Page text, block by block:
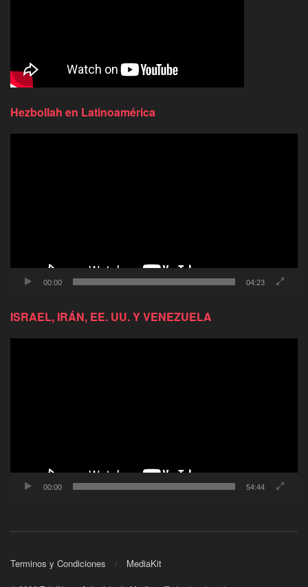
Hezbollah en Latinoamérica
00:00 04:23
ISRAEL, IRÁN, EE. UU. Y VENEZUELA
00:00 54:44
Terminos y Condiciones MediaKit